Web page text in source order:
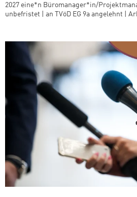
2027 eine*n Büromanager*in/
unbefristet | an TVöD EG 9a angelehnt |